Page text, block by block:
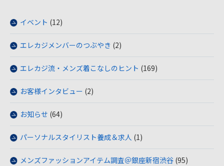
イベント (12)
エレカジメンバーのつぶやき (2)
エレカジ流・メンズ着こなしのヒント (169)
お客様インタビュー (2)
お知らせ (64)
パーソナルスタイリスト養成＆求人 (1)
メンズファッションアイテム調査＠銀座新宿渋谷 (95)